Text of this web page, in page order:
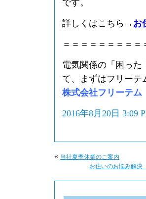
です。
詳しくはこちら→ お
＝＝＝＝＝＝＝＝
電気関係の「困った
て、まずはフリーテ
株式会社フリーテ
2016年8月20日 3:09
« 当社夏季休業のご案内
お住いのお悩み解決